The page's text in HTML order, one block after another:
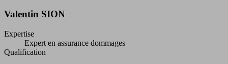
Valentin SION
Expertise
Expert en assurance dommages
Qualification